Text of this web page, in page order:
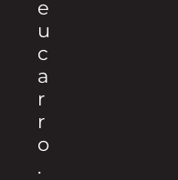
e
u
c
a
r
r
o
.